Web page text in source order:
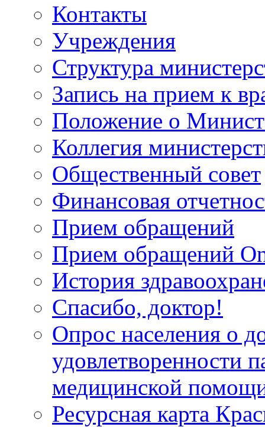
Контакты
Учреждения
Структура
Запись на прием к
Положение о
Коллегия
Общественный совет
Финансовая
Прием обращений
Прием обращений
История
Спасибо, доктор!
Опрос населения о
удовлетворенности
медицинской
Ресурсная карта